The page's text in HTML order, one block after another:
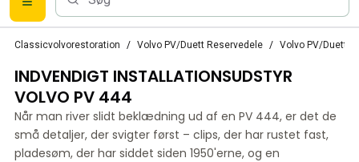
Volvo PV/Duett Reservedele
Volvo PV/Duett bremsesystem
Volvo PV/Duett Brændstof/udstødningssystem
Volvo PV/Duett Elektrisk udstyr
Volvo PV/Duett Forhjulsaffjedring
Classicvolvorestoration Volvo PV/Duett Reservedele Volvo PV/Duett
INDVENDIGT INSTALLATIONSUDSTYR
VOLVO PV 444
Når man river slidt beklædning ud af en PV 444, er det de
små detaljer, der svigter først – clips, der har rustet fast,
pladesøm, der har siddet siden 1950'erne, og en